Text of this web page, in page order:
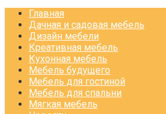
Главная
Дачная и садовая мебель
Дизайн мебели
Креативная мебель
Кухонная мебель
Мебель будущего
Мебель для гостиной
Мебель для спальни
Мягкая мебель